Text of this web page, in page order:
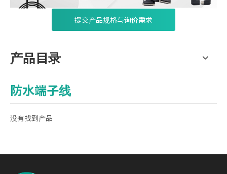
提交产品规格与询价需求
产品目录
防水端子线
没有找到产品